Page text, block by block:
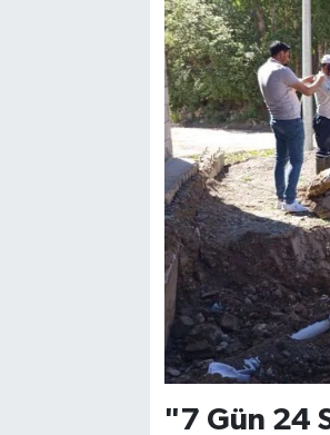
"7 Gün 24